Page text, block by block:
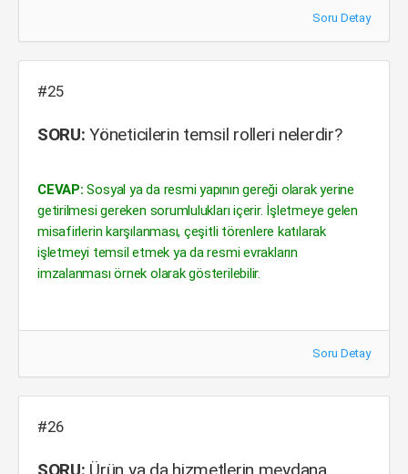
Soru Detay
#25
SORU: Yöneticilerin temsil rolleri nelerdir?
CEVAP: Sosyal ya da resmi yapının gereği olarak yerine
getirilmesi gereken sorumlulukları içerir. İşletmeye gelen
misafirlerin karşılanması, çeşitli törenlere katılarak
işletmeyi temsil etmek ya da resmi evrakların
imzalanması örnek olarak gösterilebilir.
Soru Detay
#26